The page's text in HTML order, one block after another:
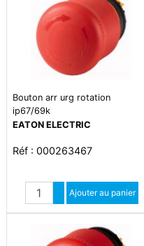
Bouton arr urg rotation
ip67/69k
EATON ELECTRIC
Réf : 000263467
Quantité
Augmenter quantité
Diminuer quantité
Ajouter au panier